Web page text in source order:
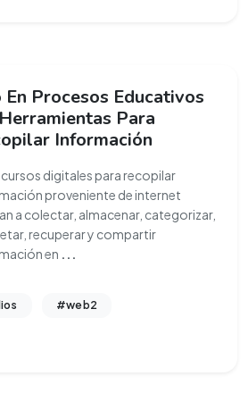
En Procesos Educativos
Para
Información
digitales para recopilar
proveniente de internet
a colectar, almacenar, categorizar,
recuperar y compartir
en ...
#web2